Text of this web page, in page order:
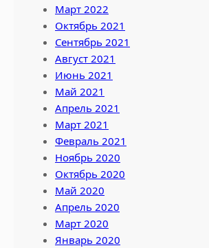
Март 2022
Октябрь 2021
Сентябрь 2021
Август 2021
Июнь 2021
Май 2021
Апрель 2021
Март 2021
Февраль 2021
Ноябрь 2020
Октябрь 2020
Май 2020
Апрель 2020
Март 2020
Январь 2020